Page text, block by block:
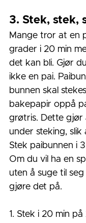
3. Stek, stek,
Mange tror at en
grader i 20 min
det kan bli. Gjør
ikke en pai.
bunnen skal
bakepapir oppå
grøtris. Dette gjør
under steking, slik
Stek paibunnen i
Om du vil ha en
uten å suge til
gjøre det på.
1. Stek i 20 min